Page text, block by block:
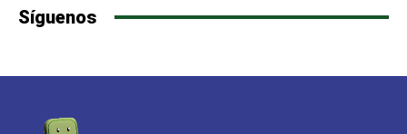
Síguenos